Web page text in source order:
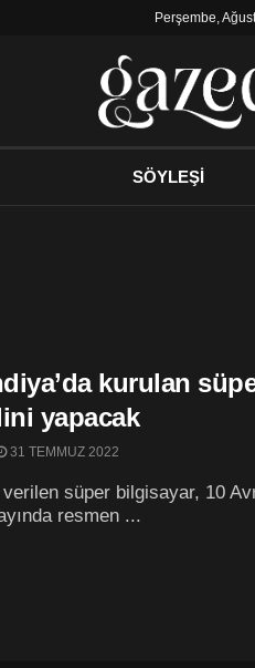
Perşembe,
SÖYLEŞİ
kurulan
yapacak
31 TEMMUZ 2022
verilen süper bilgisayar, 10
resmen ...